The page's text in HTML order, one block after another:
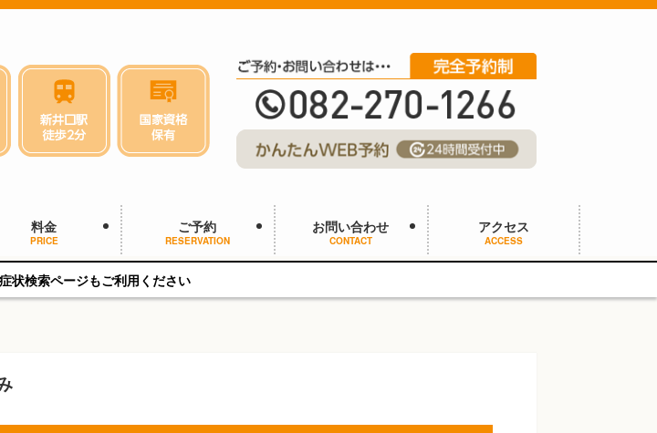
料金
PRICE
ご予約
RESERVATION
お問い合わせ
CONTACT
アクセス
ACCESS
状検索ページもご利用ください